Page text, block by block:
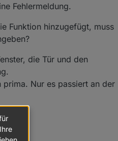
Fehlermeldung.
Funktion hinzugefügt, muss
die Tür und den
Nur es passiert an der